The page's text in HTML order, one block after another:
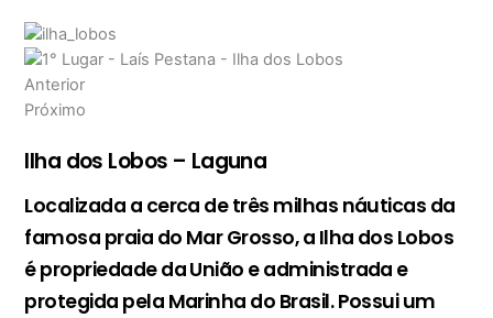
Anterior
Próximo
Ilha dos Lobos – Laguna
Localizada a cerca de três milhas náuticas da
famosa praia do Mar Grosso, a Ilha dos Lobos
é propriedade da União e administrada e
protegida pela Marinha do Brasil. Possui um